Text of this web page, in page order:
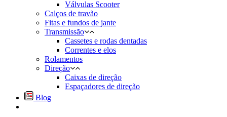
Válvulas Scooter
Calços de travão
Fitas e fundos de jante
Transmissão
Cassetes e rodas dentadas
Correntes e elos
Rolamentos
Direção
Caixas de direção
Espaçadores de direção
Blog